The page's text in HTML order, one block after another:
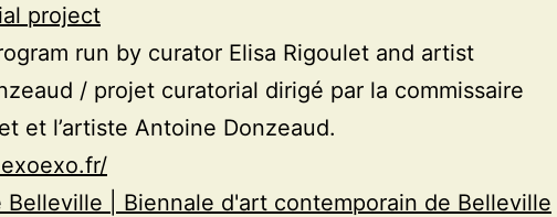
project
run by curator Elisa Rigoulet and artist
/ projet curatorial dirigé par la commissaire
et l’artiste Antoine Donzeaud.
Belleville | Biennale d'art contemporain de Belleville